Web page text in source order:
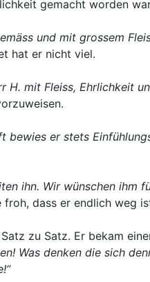
gemacht worden
und mit grossem
hat er nicht viel.
H. mit Fleiss, Ehrlichkeit
bewies er stets
ihn. Wir wünschen
froh, dass er endlich weg
zu Satz. Er bekam
Was denken die sich